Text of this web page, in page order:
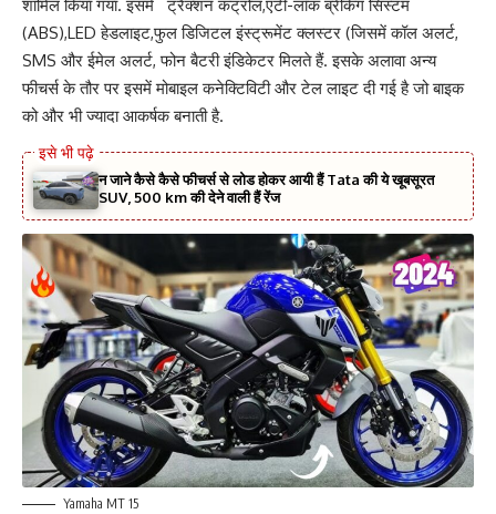
शामिल किया गया. इसमें ट्रैक्शन कंट्रोल,एंटी-लॉक ब्रेकिंग सिस्टम
(ABS),LED हेडलाइट,फुल डिजिटल इंस्ट्रूमेंट क्लस्टर (जिसमें कॉल अलर्ट,
SMS और ईमेल अलर्ट, फोन बैटरी इंडिकेटर मिलते हैं. इसके अलावा अन्य
फीचर्स के तौर पर इसमें मोबाइल कनेक्टिविटी और टेल लाइट दी गई है जो बाइक
को और भी ज्यादा आकर्षक बनाती है.
न जाने कैसे कैसे फीचर्स से लोड होकर आयी हैं Tata की ये खूबसूरत
SUV, 500 km की देने वाली हैं रेंज
Yamaha MT 15